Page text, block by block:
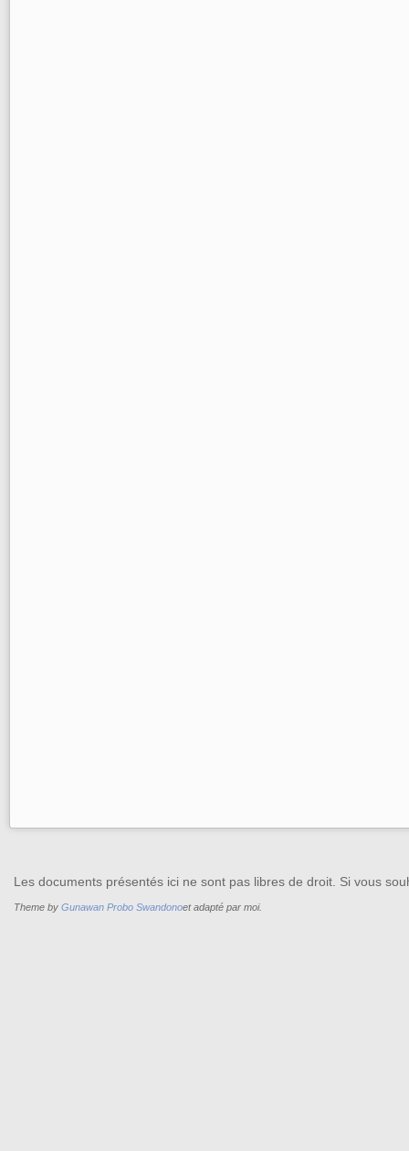
Les documents présentés ici ne sont pas libres de droit. Si vous
Theme by Gunawan Probo Swandonoet adapté par moi.